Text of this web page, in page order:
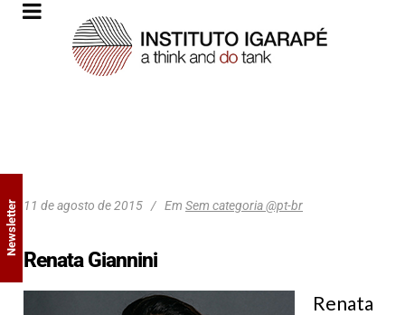
11 de agosto de 2015 Em Sem categoria @pt-br
Renata Giannini
Renata
Newsletter